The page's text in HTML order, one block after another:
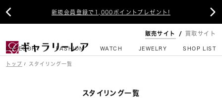
新規会員登録で1,000ポイントプレゼント!
 
販売サイト 買取サイト
CATEGORY FASHION WATCH JEWELRY SHOP LIST
トップ スタイリング一覧
スタイリング一覧